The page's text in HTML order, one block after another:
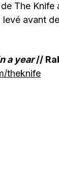
The
avant
a year//
theknife